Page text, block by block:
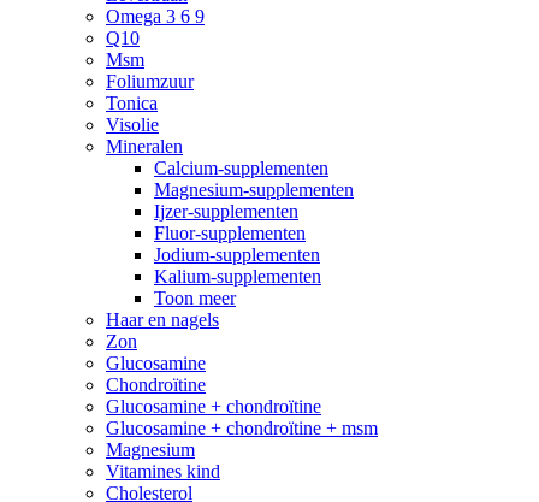
Omega 3 6 9
Q10
Msm
Foliumzuur
Tonica
Visolie
Mineralen
Calcium-supplementen
Magnesium-supplementen
Ijzer-supplementen
Fluor-supplementen
Jodium-supplementen
Kalium-supplementen
Toon meer
Haar en nagels
Zon
Glucosamine
Chondroïtine
Glucosamine + chondroïtine
Glucosamine + chondroïtine + msm
Magnesium
Vitamines kind
Cholesterol